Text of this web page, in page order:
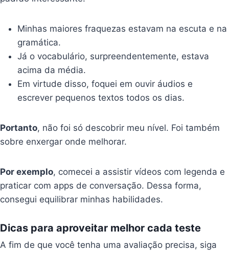
Minhas maiores fraquezas estavam na escuta e na
gramática.
Já o vocabulário, surpreendentemente, estava
acima da média.
Em virtude disso, foquei em ouvir áudios e
escrever pequenos textos todos os dias.
Portanto, não foi só descobrir meu nível. Foi também
sobre enxergar onde melhorar.
Por exemplo, comecei a assistir vídeos com legenda e
praticar com apps de conversação. Dessa forma,
consegui equilibrar minhas habilidades.
Dicas para aproveitar melhor cada teste
A fim de que você tenha uma avaliação precisa, siga